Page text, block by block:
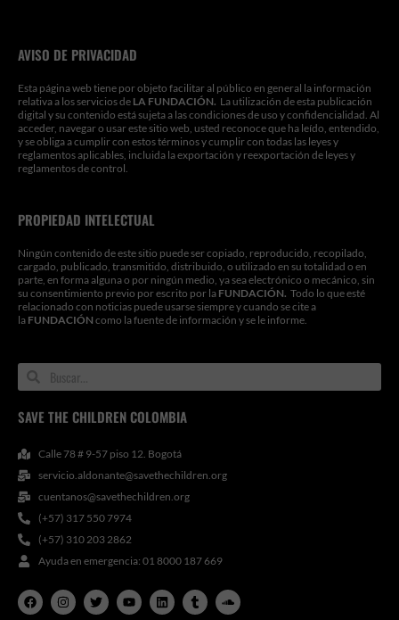
AVISO DE PRIVACIDAD
Esta página web tiene por objeto facilitar al público en general la información
relativa a los servicios de LA FUNDACIÓN. La utilización de esta publicación
digital y su contenido está sujeta a las condiciones de uso y confidencialidad. Al
acceder, navegar o usar este sitio web, usted reconoce que ha leído, entendido,
y se obliga a cumplir con estos términos y cumplir con todas las leyes y
reglamentos aplicables, incluida la exportación y reexportación de leyes y
reglamentos de control.
PROPIEDAD INTELECTUAL
Ningún contenido de este sitio puede ser copiado, reproducido, recopilado,
cargado, publicado, transmitido, distribuido, o utilizado en su totalidad o en
parte, en forma alguna o por ningún medio, ya sea electrónico o mecánico, sin
su consentimiento previo por escrito por la FUNDACIÓN. Todo lo que esté
relacionado con noticias puede usarse siempre y cuando se cite a
la FUNDACIÓN como la fuente de información y se le informe.
SearchSearch
SAVE THE CHILDREN COLOMBIA
Calle 78 # 9-57 piso 12. Bogotá
servicio.aldonante@savethechildren.org
cuentanos@savethechildren.org
(+57) 317 550 7974
(+57) 310 203 2862
Ayuda en emergencia: 01 8000 187 669
F
a
I
n
T
w
Y
o
L
i
T
u
S
o